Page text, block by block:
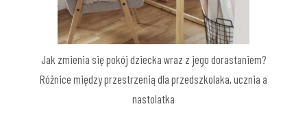
Jak zmienia się pokój dziecka wraz z jego dorastaniem?
Różnice między przestrzenią dla przedszkolaka, ucznia a
nastolatka